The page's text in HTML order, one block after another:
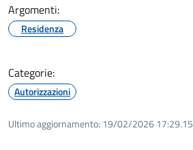
Argomenti:
Residenza
Categorie:
Autorizzazioni
Ultimo aggiornamento: 19/02/2026 17:29.15